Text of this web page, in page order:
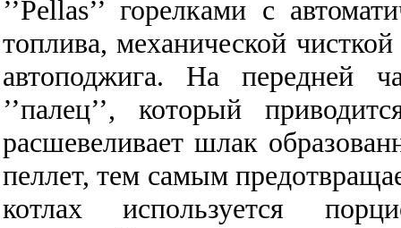
’’Pellas’’ горелками с
топлива, механической
автоподжига. На передней
’’палец’’, который
расшевеливает шлак
пеллет, тем самым
котлах используется